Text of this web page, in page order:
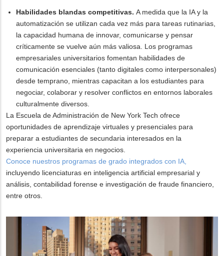
Habilidades blandas competitivas. A medida que la IA y la
automatización se utilizan cada vez más para tareas rutinarias,
la capacidad humana de innovar, comunicarse y pensar
críticamente se vuelve aún más valiosa. Los programas
empresariales universitarios fomentan habilidades de
comunicación esenciales (tanto digitales como interpersonales)
desde temprano, mientras capacitan a los estudiantes para
negociar, colaborar y resolver conflictos en entornos laborales
culturalmente diversos.
La Escuela de Administración de New York Tech ofrece
oportunidades de aprendizaje virtuales y presenciales para
preparar a estudiantes de secundaria interesados en la
experiencia universitaria en negocios.
Conoce nuestros programas de grado integrados con IA,
incluyendo licenciaturas en inteligencia artificial empresarial y
análisis, contabilidad forense e investigación de fraude financiero,
entre otros.